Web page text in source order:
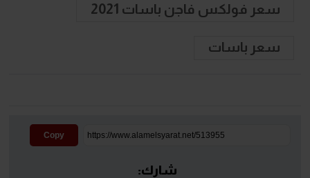
سعر فولكس فاجن باسات 2021
سعر باسات
Copy
شارك: